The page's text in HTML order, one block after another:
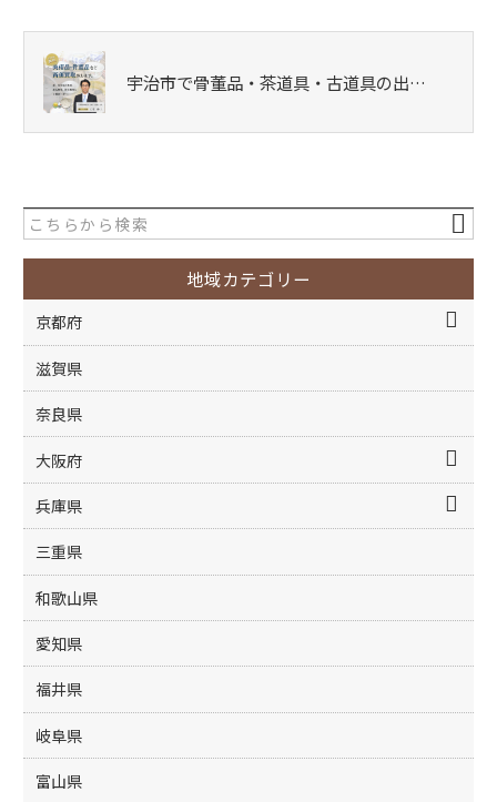
宇治市で骨董品・茶道具・古道具の出…
地域カテゴリー
京都府
滋賀県
奈良県
大阪府
兵庫県
三重県
和歌山県
愛知県
福井県
岐阜県
富山県